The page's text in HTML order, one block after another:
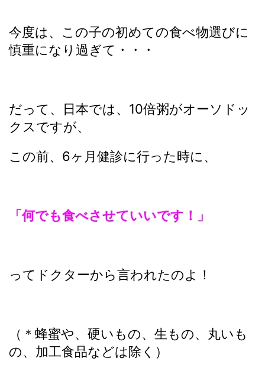
今度は、この子の初めての食べ物選びに
慎重になり過ぎて・・・
だって、日本では、10倍粥がオーソドッ
クスですが、
この前、6ヶ月健診に行った時に、
「何でも食べさせていいです！」
ってドクターから言われたのよ！
（＊蜂蜜や、硬いもの、生もの、丸いも
の、加工食品などは除く）